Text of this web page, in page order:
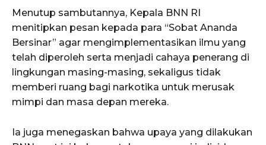
Menutup sambutannya, Kepala BNN RI
menitipkan pesan kepada para “Sobat Ananda
Bersinar” agar mengimplementasikan ilmu yang
telah diperoleh serta menjadi cahaya penerang di
lingkungan masing-masing, sekaligus tidak
memberi ruang bagi narkotika untuk merusak
mimpi dan masa depan mereka.
Ia juga menegaskan bahwa upaya yang dilakukan